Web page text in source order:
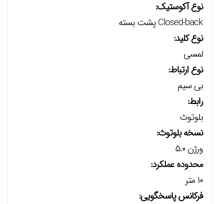
نوع آکوستیک:
Closed-back پشت بسته
نوع کلید:
لمسی
نوع ارتباط:
بی سیم
رابط:
بلوتوث
نسخه بلوتوث:
ورژن ۵.۰
محدوده عملکرد:
۱۰ متر
فرکانس پاسخگویی: